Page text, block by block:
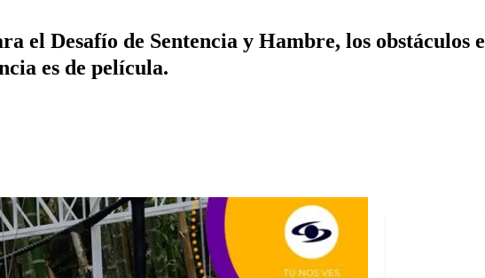
el Desafío de Sentencia y Hambre, los obstáculos
es de película.